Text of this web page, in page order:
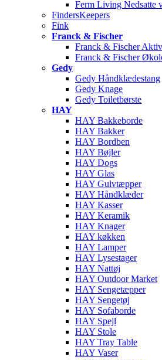
Ferm Living Nedsatte
FindersKeepers
Fink
Franck & Fischer
Franck & Fischer
Franck & Fischer
Gedy
Gedy Håndklædestang
Gedy Knage
Gedy Toiletbørste
HAY
HAY Bakkeborde
HAY Bakker
HAY Bordben
HAY Bøjler
HAY Dogs
HAY Glas
HAY Gulvtæpper
HAY Håndklæder
HAY Kasser
HAY Keramik
HAY Knager
HAY køkken
HAY Lamper
HAY Lysestager
HAY Nattøj
HAY Outdoor Market
HAY Sengetæpper
HAY Sengetøj
HAY Sofaborde
HAY Spejl
HAY Stole
HAY Tray Table
HAY Vaser